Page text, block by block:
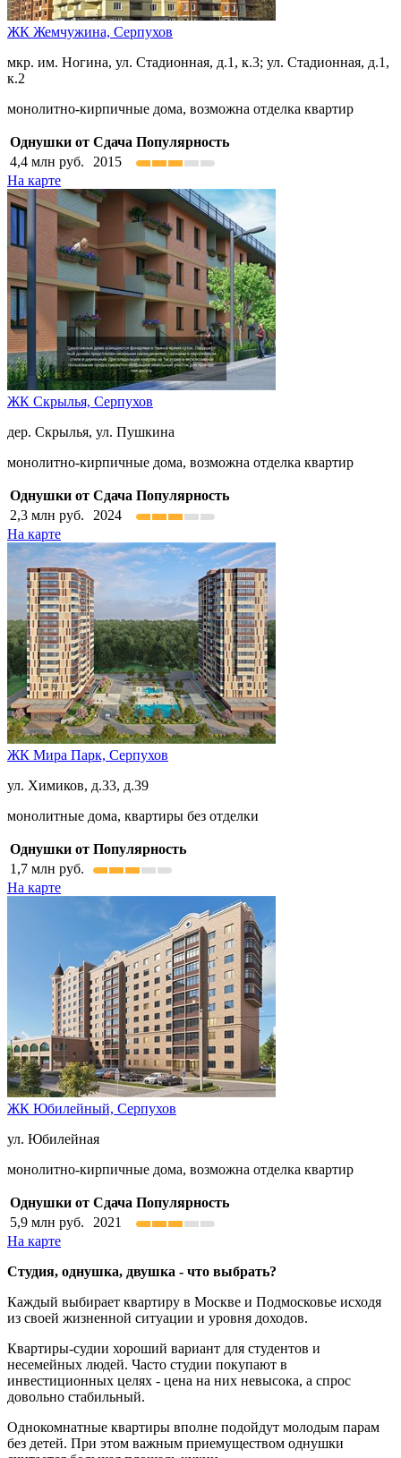
ЖК Жемчужина, Серпухов
мкр. им. Ногина, ул. Стадионная, д.1, к.3; ул. Стадионная, д.1,
к.2
монолитно-кирпичные дома, возможна отделка квартир
Однушки от Сдача Популярность
4,4 млн руб.
2015
На карте
ЖК Скрылья, Серпухов
дер. Скрылья, ул. Пушкина
монолитно-кирпичные дома, возможна отделка квартир
Однушки от Сдача Популярность
2,3 млн руб.
2024
На карте
ЖК Мира Парк, Серпухов
ул. Химиков, д.33, д.39
монолитные дома, квартиры без отделки
Однушки от Популярность
1,7 млн руб.
На карте
ЖК Юбилейный, Серпухов
ул. Юбилейная
монолитно-кирпичные дома, возможна отделка квартир
Однушки от Сдача Популярность
5,9 млн руб.
2021
На карте
Студия, однушка, двушка - что выбрать?
Каждый выбирает квартиру в Москве и Подмосковье исходя
из своей жизненной ситуации и уровня доходов.
Квартиры-судии хороший вариант для студентов и
несемейных людей. Часто студии покупают в
инвестиционных целях - цена на них невысока, а спрос
довольно стабильный.
Однокомнатные квартиры вполне подойдут молодым парам
без детей. При этом важным приемуществом однушки